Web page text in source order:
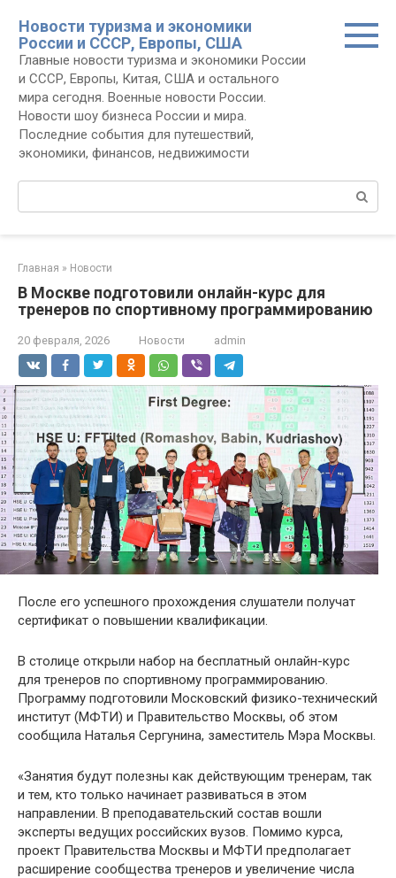
контенту
Новости туризма и экономики
России и СССР, Европы, США
Главные новости туризма и экономики России
и СССР, Европы, Китая, США и остального
мира сегодня. Военные новости России.
Новости шоу бизнеса России и мира.
Последние события для путешествий,
экономики, финансов, недвижимости
Поиск:
Главная » Новости
В Москве подготовили онлайн-курс для
тренеров по спортивному программированию
20 февраля, 2026 Новости admin
После его успешного прохождения слушатели получат
сертификат о повышении квалификации.
В столице открыли набор на бесплатный онлайн-курс
для тренеров по спортивному программированию.
Программу подготовили Московский физико-технический
институт (МФТИ) и Правительство Москвы, об этом
сообщила Наталья Сергунина, заместитель Мэра Москвы.
«Занятия будут полезны как действующим тренерам, так
и тем, кто только начинает развиваться в этом
направлении. В преподавательский состав вошли
эксперты ведущих российских вузов. Помимо курса,
проект Правительства Москвы и МФТИ предполагает
расширение сообщества тренеров и увеличение числа